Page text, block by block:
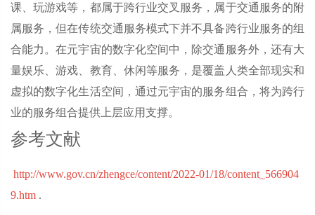
课、玩游戏等，都属于跨行业交叉服务，属于交通服务的附
属服务，但在传统交通服务模式下并不具备跨行业服务的组
合能力。在元宇宙的数字化空间中，除交通服务外，还有大
量娱乐、游戏、教育、休闲等服务，是覆盖人类全部现实和
虚拟的数字化生活空间，通过元宇宙的服务组合，将为跨行
业的服务组合提供上层应用支撑。
参考文献
http://www.gov.cn/zhengce/content/2022-01/18/content_566904
9.htm .